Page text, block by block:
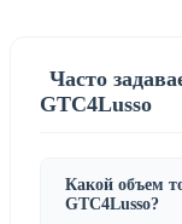
Часто
GTC4Lusso
Какой объем
GTC4Lusso?